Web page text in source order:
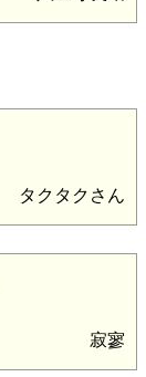
タクタクさん
寂寥